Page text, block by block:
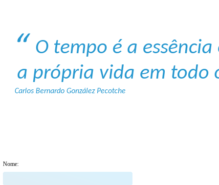
O tempo é a
a própria vida em todo
Carlos Bernardo González Pecotche
Nome: